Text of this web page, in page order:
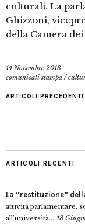
culturali. La
Ghizzoni,
della Camera
14 Novembre 2013
comunicati stampa /
ARTICOLI PRECEDENTI
ARTICOLI RECENTI
La “restituzione”
attività parlamentare,
all’università... 18